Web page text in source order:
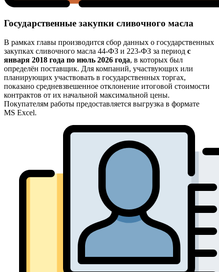
Государственные закупки сливочного масла
В рамках главы производится сбор данных о государственных
закупках сливочного масла 44-ФЗ и 223-ФЗ за период с
января 2018 года по июль 2026 года, в которых был
определён поставщик. Для компаний, участвующих или
планирующих участвовать в государственных торгах,
показано средневзвешенное отклонение итоговой стоимости
контрактов от их начальной максимальной цены.
Покупателям работы предоставляется выгрузка в формате
MS Excel.